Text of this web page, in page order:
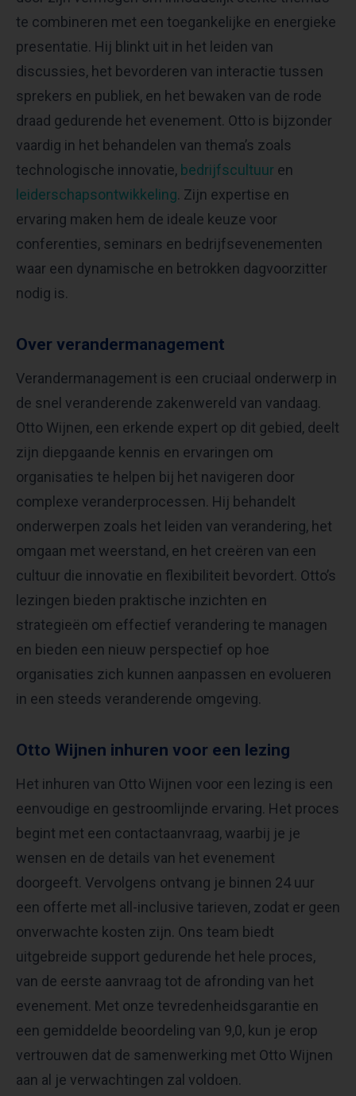
te combineren met een toegankelijke en energieke
presentatie. Hij blinkt uit in het leiden van
discussies, het bevorderen van interactie tussen
sprekers en publiek, en het bewaken van de rode
draad gedurende het evenement. Otto is bijzonder
vaardig in het behandelen van thema’s zoals
technologische innovatie, bedrijfscultuur en
leiderschapsontwikkeling. Zijn expertise en
ervaring maken hem de ideale keuze voor
conferenties, seminars en bedrijfsevenementen
waar een dynamische en betrokken dagvoorzitter
nodig is.
Over verandermanagement
Verandermanagement is een cruciaal onderwerp in
de snel veranderende zakenwereld van vandaag.
Otto Wijnen, een erkende expert op dit gebied, deelt
zijn diepgaande kennis en ervaringen om
organisaties te helpen bij het navigeren door
complexe veranderprocessen. Hij behandelt
onderwerpen zoals het leiden van verandering, het
omgaan met weerstand, en het creëren van een
cultuur die innovatie en flexibiliteit bevordert. Otto’s
lezingen bieden praktische inzichten en
strategieën om effectief verandering te managen
en bieden een nieuw perspectief op hoe
organisaties zich kunnen aanpassen en evolueren
in een steeds veranderende omgeving.
Otto Wijnen inhuren voor een lezing
Het inhuren van Otto Wijnen voor een lezing is een
eenvoudige en gestroomlijnde ervaring. Het proces
begint met een contactaanvraag, waarbij je je
wensen en de details van het evenement
doorgeeft. Vervolgens ontvang je binnen 24 uur
een offerte met all-inclusive tarieven, zodat er geen
onverwachte kosten zijn. Ons team biedt
uitgebreide support gedurende het hele proces,
van de eerste aanvraag tot de afronding van het
evenement. Met onze tevredenheidsgarantie en
een gemiddelde beoordeling van 9,0, kun je erop
vertrouwen dat de samenwerking met Otto Wijnen
aan al je verwachtingen zal voldoen.